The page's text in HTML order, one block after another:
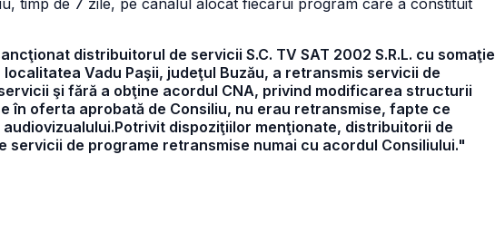
timp de 7 zile, pe canalul alocat fiecărui program care a constituit
distribuitorul de servicii S.C. TV SAT 2002 S.R.L. cu somaţie
Vadu Paşii, judeţul Buzău, a retransmis servicii de
şi fără a obţine acordul CNA, privind modificarea structurii
în oferta aprobată de Consiliu, nu erau retransmise, fapte ce
dispoziţiilor menţionate, distribuitorii de
de programe retransmise numai cu acordul Consiliului."